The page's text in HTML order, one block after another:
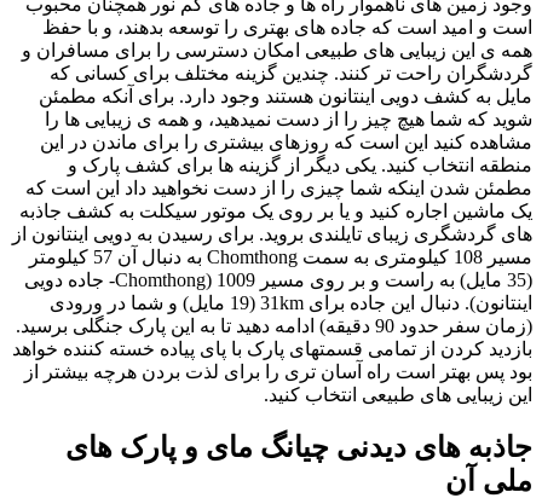
است و امید است که جاده های بهتری را توسعه بدهند، و با حفظ
همه ی این زیبایی های طبیعی امکان دسترسی را برای مسافران و
گردشگران راحت تر کنند. چندین گزینه مختلف برای کسانی که
مایل به کشف دویی اینتانون هستند وجود دارد. برای آنکه مطمئن
شوید که شما هیچ چیز را از دست نمیدهید، و همه ی زیبایی ها را
مشاهده کنید این است که روزهای بیشتری را برای ماندن در این
منطقه انتخاب کنید. یکی دیگر از گزینه ها برای کشف پارک و
مطمئن شدن اینکه شما چیزی را از دست نخواهید داد این است که
یک ماشین اجاره کنید و یا بر روی یک موتور سیکلت به کشف جاذبه
های گردشگری زیبای تایلندی بروید. برای رسیدن به دویی اینتانون از
مسیر 108 کیلومتری به سمت Chomthong به دنبال آن 57 کیلومتر
(35 مایل) به راست و بر روی مسیر 1009 (Chomthong- جاده دویی
اینتانون). دنبال این جاده برای 31km (19 مایل) و شما در ورودی
(زمان سفر حدود 90 دقیقه) ادامه دهید تا به این پارک جنگلی برسید.
بازدید کردن از تمامی قسمتهای پارک با پای پیاده خسته کننده خواهد
بود پس بهتر است راه آسان تری را برای لذت بردن هرچه بیشتر از
این زیبایی های طبیعی انتخاب کنید.
جاذبه های دیدنی چیانگ مای و پارک های
ملی آن